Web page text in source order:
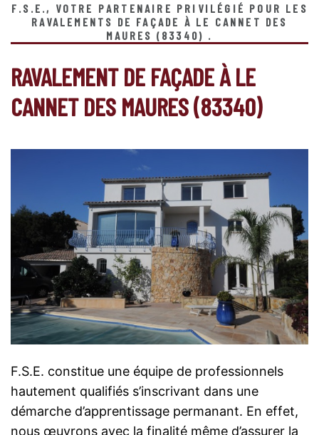
F.S.E., VOTRE PARTENAIRE PRIVILÉGIÉ POUR LES
RAVALEMENTS DE FAÇADE À LE CANNET DES
MAURES (83340) .
RAVALEMENT DE FAÇADE À LE
CANNET DES MAURES (83340)
F.S.E. constitue une équipe de professionnels
hautement qualifiés s’inscrivant dans une
démarche d’apprentissage permanant. En effet,
nous œuvrons avec la finalité même d’assurer la